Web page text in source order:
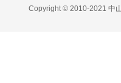
Copyright © 2010-2021 中